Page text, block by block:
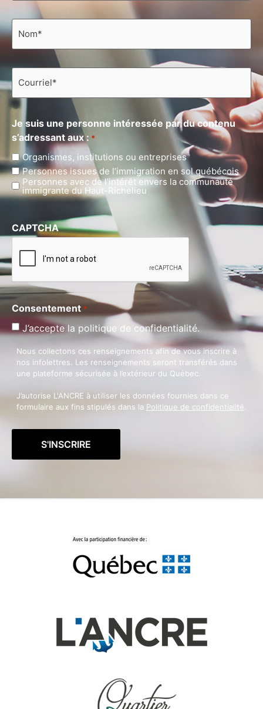
Nom
Courriel
Je suis une personne intéressée par du contenu
s’adressant aux : *
Organismes, institutions ou entreprises
Personnes issues de l’immigration en sol québécois
Personnes avec de l’intérêt envers la communauté
immigrante du Haut-Richelieu
CAPTCHA
Consentement *
J’accepte la politique de confidentialité.
Nous collectons ces renseignements afin de vous inscrire à
nos infolettres. Les renseignements seront transférés dans
une plateforme sécurisée à l’extérieur du Québec.
J’autorise L'ANCRE à utiliser les données fournies dans ce
formulaire aux fins stipulés dans la Politique de confidentialité